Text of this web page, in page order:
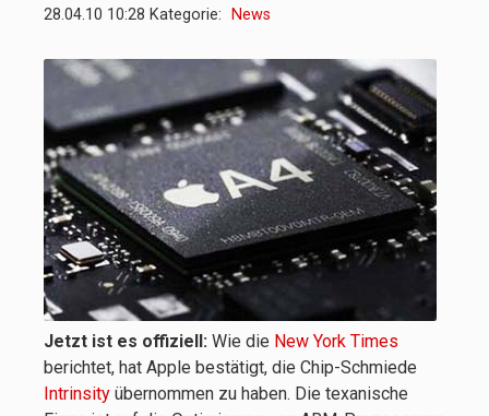
28.04.10 10:28 Kategorie: News
Jetzt ist es offiziell: Wie die New York Times
berichtet, hat Apple bestätigt, die Chip-Schmiede
Intrinsity übernommen zu haben. Die texanische